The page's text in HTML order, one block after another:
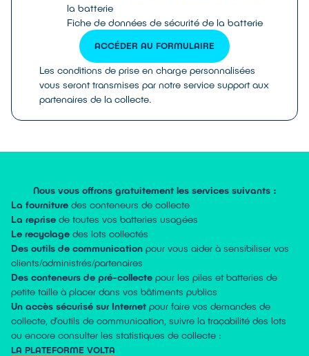
la batterie
Fiche de données de sécurité de la batterie
ACCÉDER AU FORMULAIRE
Les conditions de prise en charge personnalisées
vous seront transmises par notre service support aux
partenaires de la collecte.
Nous vous offrons gratuitement les services suivants :
La fourniture des conteneurs de collecte
La reprise de toutes vos batteries usagées
Le recyclage des lots collectés
Des outils de communication pour vous aider à sensibiliser vos
clients/administrés/partenaires
Des conteneurs de pré-collecte pour les piles et batteries de
petite taille à placer dans vos bâtiments publics
Un accès sécurisé sur Internet pour faire vos demandes de
collecte, d’outils de communication, suivre la traçabilité des lots
ou encore consulter les statistiques de collecte :
LA PLATEFORME VOLTA